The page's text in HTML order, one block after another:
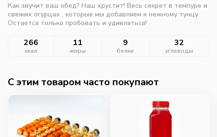
Как звучит ваш обед? Наш хрустит! Весь секрет в темпуре и
свежих огурцах , которые мы добавляем к нежному тунцу.
Остается только пробовать и удивляться!
266
ккал
11
жиры
9
белки
32
углеводы
C этим товаром часто покупают